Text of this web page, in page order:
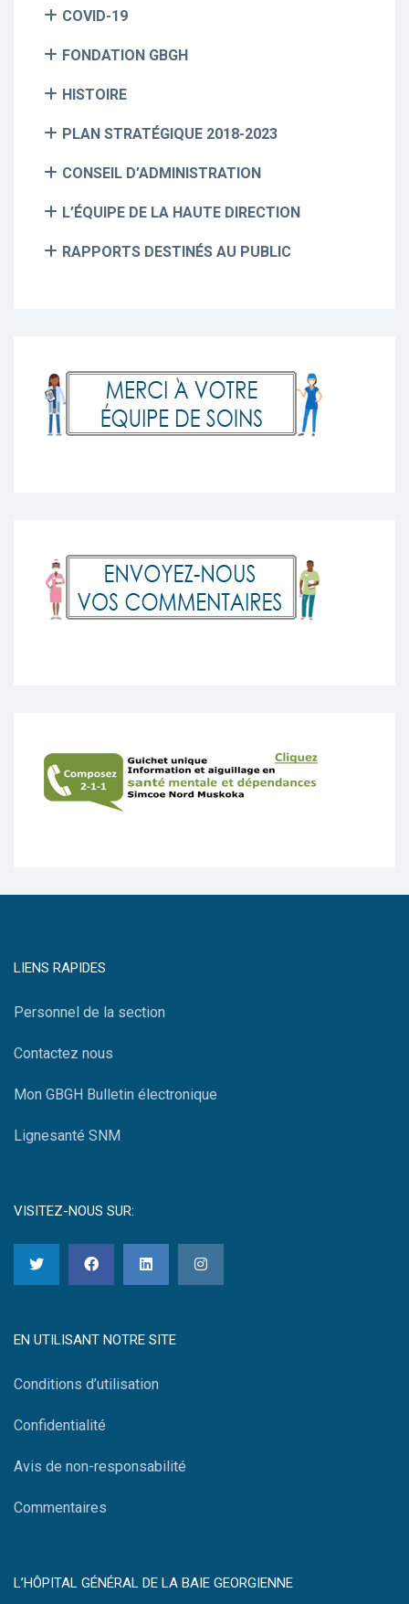
COVID-19
FONDATION GBGH
HISTOIRE
PLAN STRATÉGIQUE 2018-2023
CONSEIL D’ADMINISTRATION
L’ÉQUIPE DE LA HAUTE DIRECTION
RAPPORTS DESTINÉS AU PUBLIC
LIENS RAPIDES
Personnel de la section
Contactez nous
Mon GBGH Bulletin électronique
Lignesanté SNM
VISITEZ-NOUS SUR:
EN UTILISANT NOTRE SITE
Conditions d’utilisation
Confidentialité
Avis de non-responsabilité
Commentaires
L’HÔPITAL GÉNÉRAL DE LA BAIE GEORGIENNE